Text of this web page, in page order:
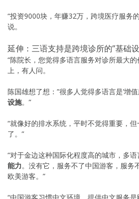
“投资9000块，年赚32万，跨境医疗服务
说。
延伸：三语支持是跨境诊所的”基础
“陈院长，您觉得多语言服务对诊所最大
上，有人问。
陈国雄想了想：”很多人觉得多语言是’增
设施。”
“就像好的排水系统，平时不觉得重要，
了。”
“对于金边这种国际化程度高的城市，多
能力。没有它，服务不了中国游客，服务
欧美游客。”